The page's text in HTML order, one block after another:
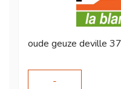
oude geuze deville
-